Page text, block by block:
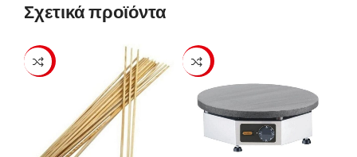
Σχετικά προϊόντα
-16% -23%